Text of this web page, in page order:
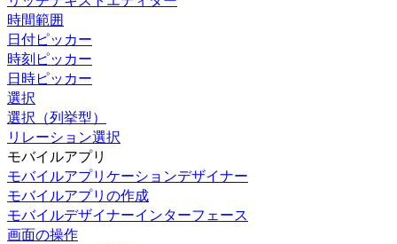
時間範囲
日付ピッカー
時刻ピッカー
日時ピッカー
選択
選択（列挙型）
リレーション選択
モバイルアプリ
モバイルアプリケーションデザイナー
モバイルアプリの作成
モバイルデザイナーインターフェース
画面の操作